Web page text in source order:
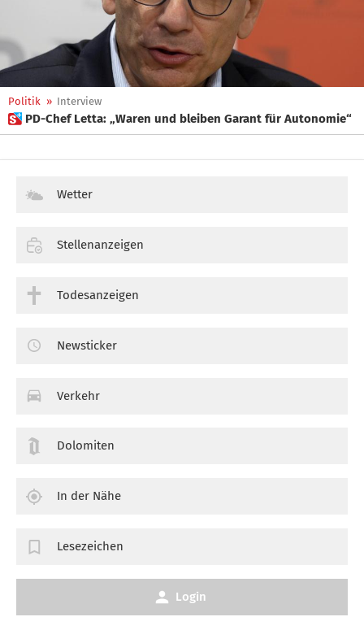
Politik » Interview
 PD-Chef Letta: „Waren und bleiben Garant für Autonomie“
Wetter
Stellenanzeigen
Todesanzeigen
Newsticker
Verkehr
Dolomiten
In der Nähe
Lesezeichen
Login